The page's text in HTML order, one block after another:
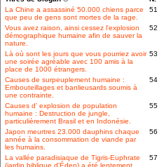
La Chine a assassiné 50.000 chiens parce
que peu de gens sont mortes de la rage.
51
Vous avez raison, ainsi cessez l'explosion
démographique humaine afin de sauver la
nature.
52
Là où sont les jours que vous pourriez avoir
une soirée agréable avec 100 amis à la
place de 1000 étrangers.
53
Causes de surpeuplement humaine :
Embouteillages et banlieusards soumis à
une contrainte.
54
Causes d' explosion de population
humaine : Destruction de jungle,
particulièrement Brasil et en Indonésie.
55
Japon meurtres 23.000 dauphins chaque
année à la consommation de viande par
les humains.
56
La vallée paradisiaque de Tigris-Euphrate
57